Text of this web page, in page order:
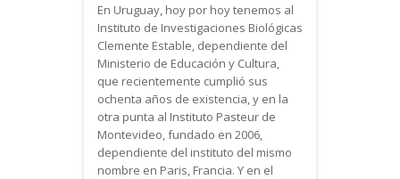
En Uruguay, hoy por hoy tenemos al
Instituto de Investigaciones Biológicas
Clemente Estable, dependiente del
Ministerio de Educación y Cultura,
que recientemente cumplió sus
ochenta años de existencia, y en la
otra punta al Instituto Pasteur de
Montevideo, fundado en 2006,
dependiente del instituto del mismo
nombre en Paris, Francia. Y en el